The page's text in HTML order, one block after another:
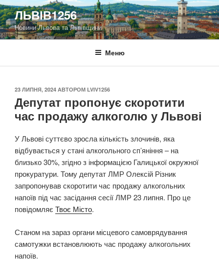
Перейти
до
вмісту
ЛЬВІВ1256
Новини Львова та Львівщини
Меню
ОПУБЛІКОВАНО
23 ЛИПНЯ, 2024 АВТОРОМ LVIV1256
Депутат пропонує скоротити
час продажу алкоголю у Львові
У Львові суттєво зросла кількість злочинів, яка
відбувається у стані алкогольного сп’яніння – на
близько 30%, згідно з інформацією Галицької окружної
прокуратури. Тому депутат ЛМР Олексій Різник
запропонував скоротити час продажу алкогольних
напоїв під час засідання сесії ЛМР 23 липня. Про це
повідомляє Твоє Місто.
Станом на зараз органи місцевого самоврядування
самотужки встановлюють час продажу алкогольних
напоїв.